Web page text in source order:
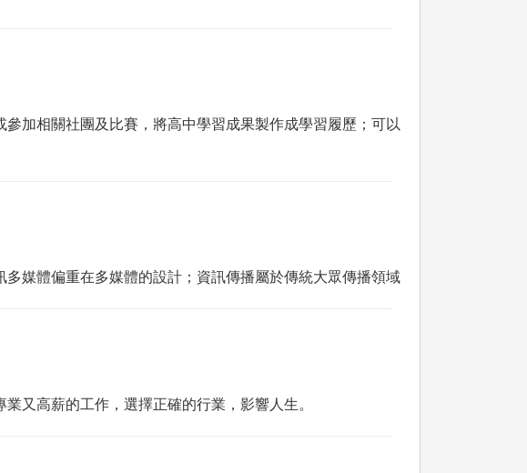
加相關社團及比賽，將高中學習成果製作成學習履歷；可以
媒體偏重在多媒體的設計；資訊傳播屬於傳統大眾傳播領域
又高薪的工作，選擇正確的行業，影響人生。